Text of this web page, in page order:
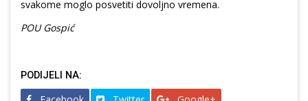
svakome moglo posvetiti dovoljno vremena.
POU Gospić
PODIJELI NA: